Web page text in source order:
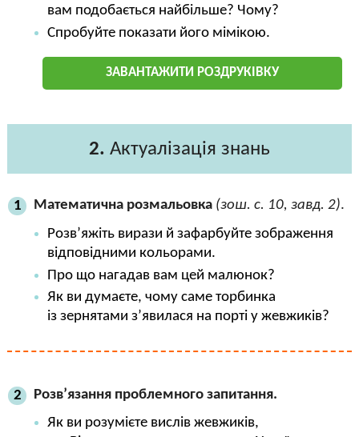
вам подобається найбільше? Чому?
Спробуйте показати його мімікою.
ЗАВАНТАЖИТИ РОЗДРУКІВКУ
2. Актуалізація знань
1 Математична розмальовка (зош. с. 10, завд. 2).
Розв’яжіть вирази й зафарбуйте зображення
відповідними кольорами.
Про що нагадав вам цей малюнок?
Як ви думаєте, чому саме торбинка
із зернятами з’явилася на порті у жевжиків?
2
Розв’язання проблемного запитання.
Як ви розумієте вислів жевжиків,